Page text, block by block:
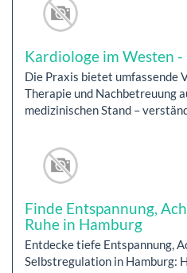
Kardiologe im Westen -
Die Praxis bietet umfassende
Therapie und Nachbetreuung
medizinischen Stand –
Finde Entspannung,
Ruhe in Hamburg
Entdecke tiefe Entspannung,
Selbstregulation in Hamburg: